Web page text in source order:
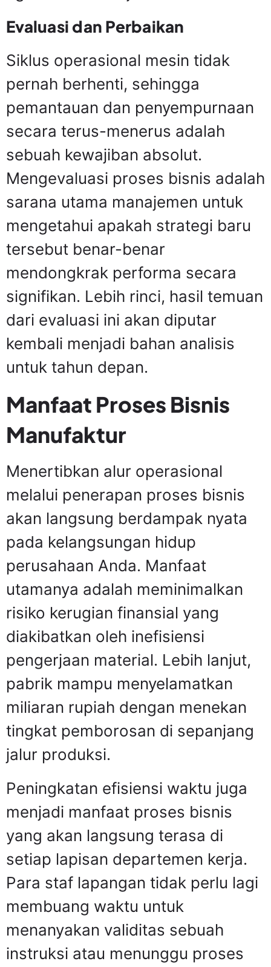
Evaluasi dan Perbaikan
Siklus operasional mesin tidak
pernah berhenti, sehingga
pemantauan dan penyempurnaan
secara terus-menerus adalah
sebuah kewajiban absolut.
Mengevaluasi proses bisnis adalah
sarana utama manajemen untuk
mengetahui apakah strategi baru
tersebut benar-benar
mendongkrak performa secara
signifikan. Lebih rinci, hasil temuan
dari evaluasi ini akan diputar
kembali menjadi bahan analisis
untuk tahun depan.
Manfaat Proses Bisnis
Manufaktur
Menertibkan alur operasional
melalui penerapan proses bisnis
akan langsung berdampak nyata
pada kelangsungan hidup
perusahaan Anda. Manfaat
utamanya adalah meminimalkan
risiko kerugian finansial yang
diakibatkan oleh inefisiensi
pengerjaan material. Lebih lanjut,
pabrik mampu menyelamatkan
miliaran rupiah dengan menekan
tingkat pemborosan di sepanjang
jalur produksi.
Peningkatan efisiensi waktu juga
menjadi manfaat proses bisnis
yang akan langsung terasa di
setiap lapisan departemen kerja.
Para staf lapangan tidak perlu lagi
membuang waktu untuk
menanyakan validitas sebuah
instruksi atau menunggu proses